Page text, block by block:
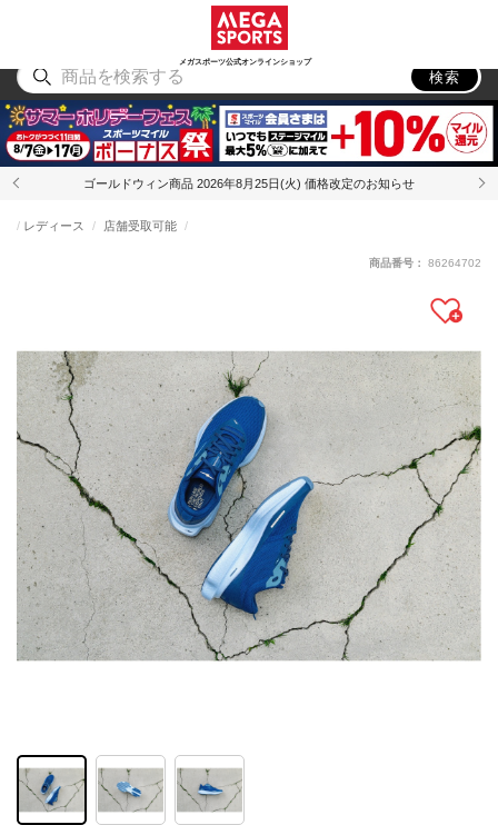
メガスポーツ公式オンラインショップ
アウトドア
検索
ゴールドウィン商品 2026年8月25日(火) 価格改定のお知らせ
レディース 店舗受取可能
商品番号： 86264702